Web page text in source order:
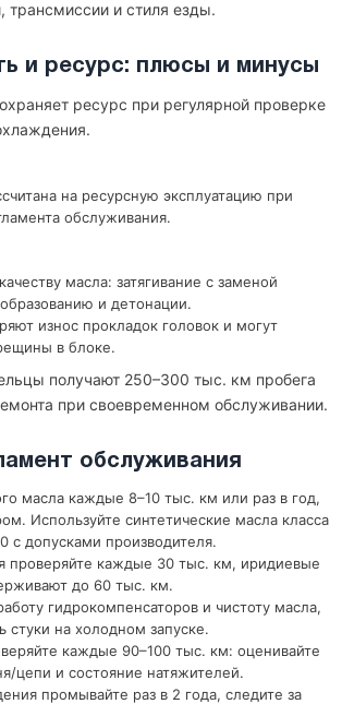
трансмиссии и стиля езды.
и ресурс: плюсы и минусы
ресурс при регулярной проверке
на ресурсную эксплуатацию при
обслуживания.
масла: затягивание с заменой
и детонации.
износ прокладок головок и могут
в блоке.
получают 250–300 тыс. км пробега
при своевременном обслуживании.
обслуживания
масла каждые 8–10 тыс. км или раз в год,
Используйте синтетические масла класса
с допусками производителя.
проверяйте каждые 30 тыс. км, иридиевые
до 60 тыс. км.
гидрокомпенсаторов и чистоту масла,
стуки на холодном запуске.
каждые 90–100 тыс. км: оценивайте
цепи и состояние натяжителей.
промывайте раз в 2 года, следите за